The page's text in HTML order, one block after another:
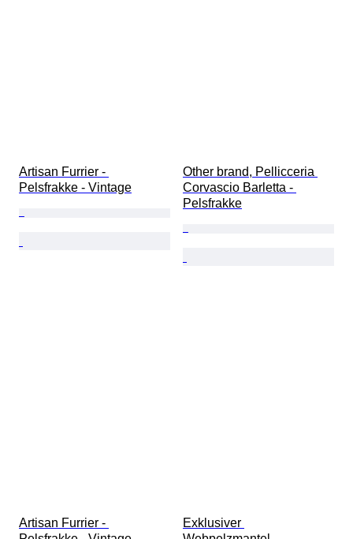
Artisan Furrier -
Pelsfrakke - Vintage
Other brand, Pellicceria
Corvascio Barletta -
Pelsfrakke
Artisan Furrier -
Exklusiver